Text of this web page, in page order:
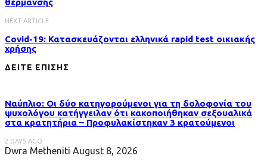
NEXT ARTICLE
Covid-19: Κατασκευάζονται ελληνικά rapid test οικιακής
χρήσης
ΔΕΙΤΕ ΕΠΙΣΗΣ
Ναύπλιο: Οι δύο κατηγορούμενοι για τη δολοφονία του
ψυχολόγου κατήγγειλαν ότι κακοποιήθηκαν σεξουαλικά
στα κρατητήρια – Προφυλακίστηκαν 3 κρατούμενοι
2 DAYS AGO
Dwra Metheniti August 8, 2026